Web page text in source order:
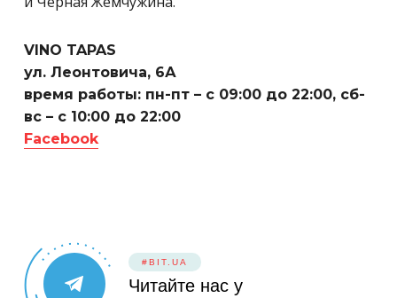
VINO TAPAS
ул. Леонтовича, 6А
время работы: пн-пт – с 09:00 до 22:00, сб-
вс – с 10:00 до 22:00
Facebook
#BIT.UA
Читайте нас у